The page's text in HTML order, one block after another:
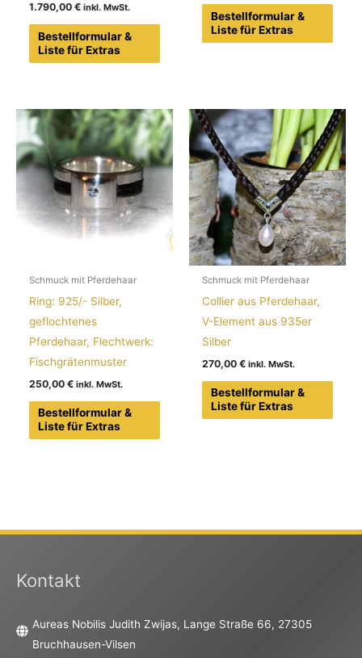
1.790,00€
Bestellformular &
Liste für Extras
Bestellformular &
Liste für Extras
Schmuck mit Pferdehaar
Ring: 925/- Silber,
geflochtenes
Pferdehaar, Flechtwerk:
Fischgrätenmuster
250,00€
Bestellformular &
Liste für Extras
Schmuck mit Pferdehaar
Collier aus Pferdehaar,
V-Element aus 935er
Silber
270,00€
Bestellformular &
Liste für Extras
Kontakt
Aureas Nobilis Judith Zwijas, Lange Straße 66, 27305
Bruchhausen-Vilsen